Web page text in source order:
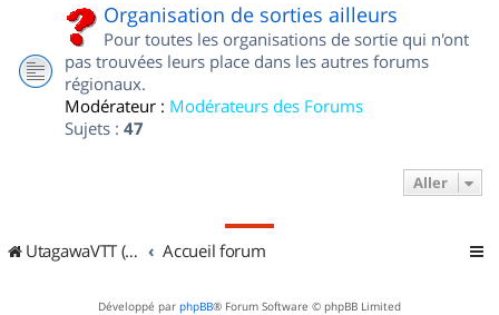
Organisation de sorties ailleurs
Pour toutes les organisations de sortie qui n'ont
pas trouvées leurs place dans les autres forums
régionaux.
Modérateur : Modérateurs des Forums
Sujets : 47
Aller
UtagawaVTT (Randos VTT et VTTAE avec traces GPS) Accueil forum
Développé par phpBB® Forum Software © phpBB Limited